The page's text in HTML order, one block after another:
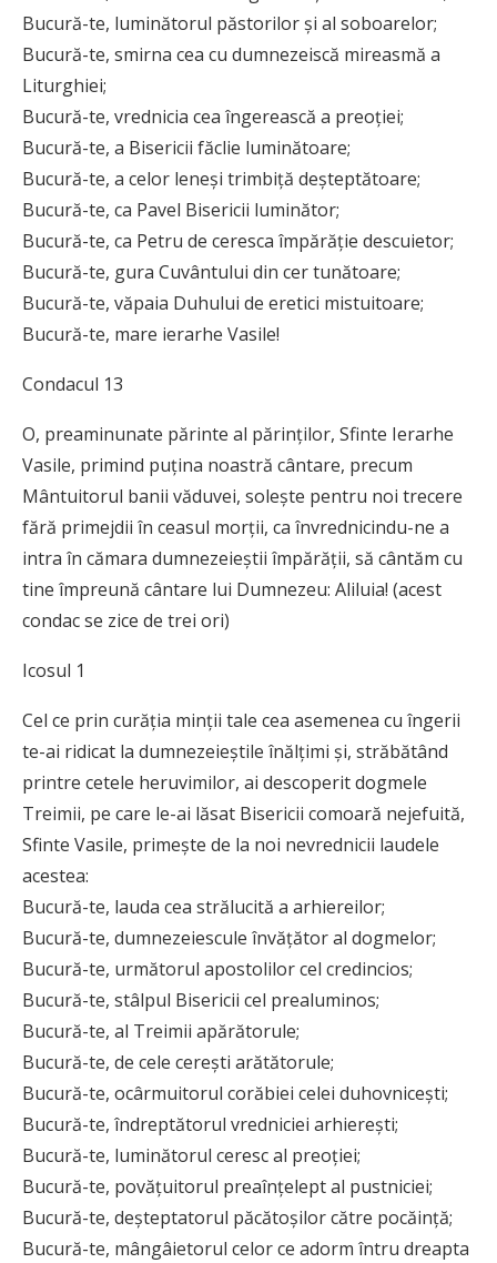
Bucură-te, luminătorul păstorilor şi al soboarelor;
Bucură-te, smirna cea cu dumnezeiscă mireasmă a
Liturghiei;
Bucură-te, vrednicia cea îngerească a preoţiei;
Bucură-te, a Bisericii făclie luminătoare;
Bucură-te, a celor leneşi trimbiţă deşteptătoare;
Bucură-te, ca Pavel Bisericii luminător;
Bucură-te, ca Petru de ceresca împărăţie descuietor;
Bucură-te, gura Cuvântului din cer tunătoare;
Bucură-te, văpaia Duhului de eretici mistuitoare;
Bucură-te, mare ierarhe Vasile!
Condacul 13
O, preaminunate părinte al părinţilor, Sfinte Ierarhe
Vasile, primind puţina noastră cântare, precum
Mântuitorul banii văduvei, soleşte pentru noi trecere
fără primejdii în ceasul morţii, ca învrednicindu-ne a
intra în cămara dumnezeieştii împărăţii, să cântăm cu
tine împreună cântare lui Dumnezeu: Aliluia! (acest
condac se zice de trei ori)
Icosul 1
Cel ce prin curăţia minţii tale cea asemenea cu îngerii
te-ai ridicat la dumnezeieştile înălţimi şi, străbătând
printre cetele heruvimilor, ai descoperit dogmele
Treimii, pe care le-ai lăsat Bisericii comoară nejefuită,
Sfinte Vasile, primeşte de la noi nevrednicii laudele
acestea:
Bucură-te, lauda cea strălucită a arhiereilor;
Bucură-te, dumnezeiescule învăţător al dogmelor;
Bucură-te, următorul apostolilor cel credincios;
Bucură-te, stâlpul Bisericii cel prealuminos;
Bucură-te, al Treimii apărătorule;
Bucură-te, de cele cereşti arătătorule;
Bucură-te, ocârmuitorul corăbiei celei duhovniceşti;
Bucură-te, îndreptătorul vredniciei arhiereşti;
Bucură-te, luminătorul ceresc al preoţiei;
Bucură-te, povăţuitorul preaînţelept al pustniciei;
Bucură-te, deşteptatorul păcătoşilor către pocăinţă;
Bucură-te, mângâietorul celor ce adorm întru dreapta